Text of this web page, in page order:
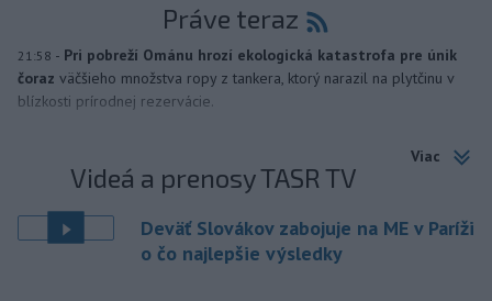
Práve teraz
21:58 - Pri pobreží Ománu hrozí ekologická katastrofa pre únik
čoraz väčšieho množstva ropy z tankera, ktorý narazil na plytčinu v
blízkosti prírodnej rezervácie.
Viac
Videá a prenosy TASR TV
Deväť Slovákov zabojuje na ME v Paríži
o čo najlepšie výsledky